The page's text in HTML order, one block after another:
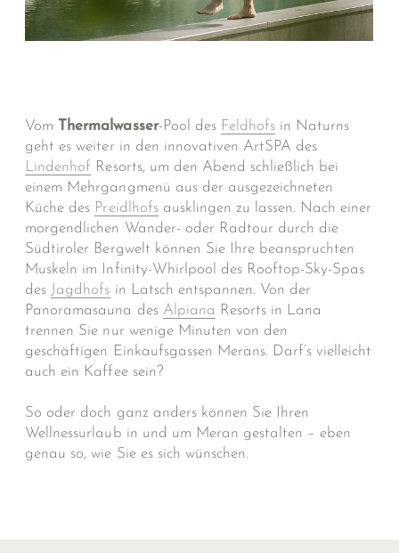
Vom Thermalwasser-Pool des Feldhofsin Naturns
geht es weiter in den innovativen ArtSPA des
Lindenhof Resorts, um den Abend schließlich bei
einem Mehrgangmenü aus der ausgezeichneten
Küche des Preidlhofsausklingen zu lassen. Nach einer
morgendlichen Wander- oder Radtour durch die
Südtiroler Bergwelt können Sie Ihre beanspruchten
Muskeln im Infinity-Whirlpool des Rooftop-Sky-Spas
des Jagdhofs in Latsch entspannen. Von der
Panoramasauna des Alpiana Resorts in Lana
trennen Sie nur wenige Minuten von den
geschäftigen Einkaufsgassen Merans. Darf’s vielleicht
auch ein Kaffee sein?
So oder doch ganz anders können Sie Ihren
Wellnessurlaub in und um Meran gestalten – eben
genau so, wie Sie es sich wünschen.